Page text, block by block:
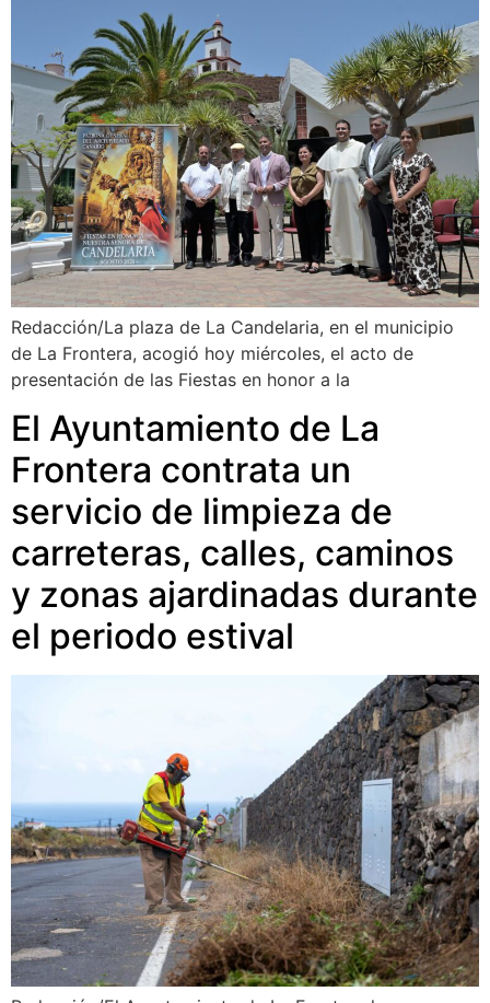
Redacción/La plaza de La Candelaria, en el municipio
de La Frontera, acogió hoy miércoles, el acto de
presentación de las Fiestas en honor a la
El Ayuntamiento de La
Frontera contrata un
servicio de limpieza de
carreteras, calles, caminos
y zonas ajardinadas durante
el periodo estival